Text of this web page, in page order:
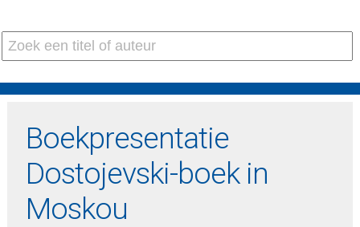
Boekpresentatie
Dostojevski-boek in
Moskou